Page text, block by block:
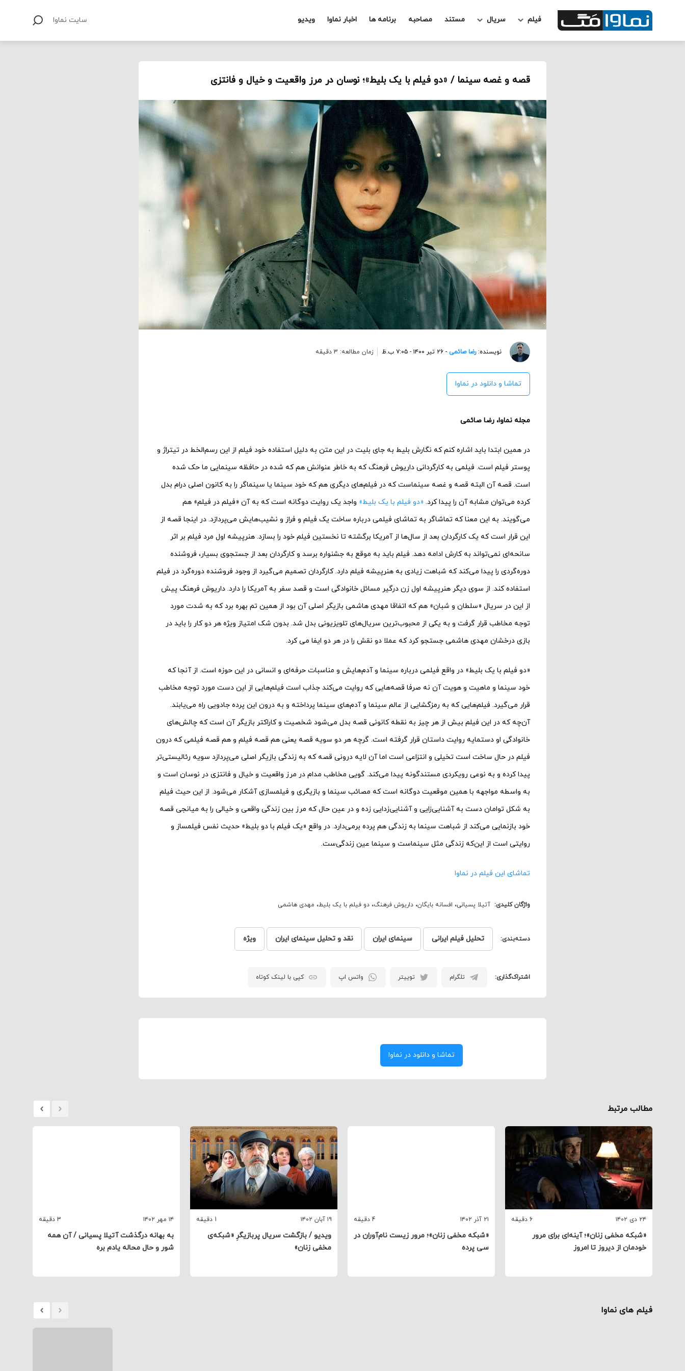
فیلم سریال مستند مصاحبه برنامه ها اخبار نماوا ویدیو سایت نماوا
قصه و غصه سینما / «دو فیلم با یک بلیط»؛ نوسان در مرز واقعیت و خیال و فانتزی
نویسنده: رضا صائمی - ۲۶ تیر ۱۴۰۰ - ۷:۰۵ ب.ظ زمان مطالعه: 3 دقیقه
تماشا و دانلود در نماوا
مجله نماوا، رضا صائمی
در همین ابتدا باید اشاره کنم که نگارش بلیط به جای بلیت در این متن به دلیل استفاده خود فیلم از این رسم‌الخط در تیتراژ و
پوستر فیلم است. فیلمی به کارگردانی داریوش فرهنگ که به خاطر عنوانش هم که شده در حافظه سینمایی ما حک شده
است. قصه آن البته قصه و غصه سینماست که در فیلم‌های دیگری هم که خود سینما یا سینماگر را به کانون اصلی درام بدل
کرده می‌توان مشابه آن را پیدا کرد. «دو فیلم با یک بلیط» واجد یک روایت دوگانه است که به آن «فیلم در فیلم» هم
می‌گویند. به این معنا که تماشاگر به تماشای فیلمی درباره ساخت یک فیلم و فراز و نشیب‌هایش می‌پردازد. در اینجا قصه از
این قرار است که یک کارگردان بعد از سال‌ها از آمریکا برگشته تا نخستین فیلم خود را بسازد. هنرپیشه اول مرد فیلم بر اثر
سانحه‌ای نمی‌تواند به کارش ادامه دهد. فیلم باید به موقع به جشنواره برسد و کارگردان بعد از جستجوی بسیار، فروشنده
دوره‌گردی را پیدا می‌کند که شباهت زیادی به هنرپیشه فیلم دارد. کارگردان تصمیم می‌گیرد از وجود فروشنده دوره‌گرد در فیلم
استفاده کند. از سوی دیگر هنرپیشه اول زن درگیر مسائل خانوادگی است و قصد سفر به آمریکا را دارد. داریوش فرهنگ پیش
از این در سریال «سلطان و شبان» هم که اتفاقا مهدی هاشمی بازیگر اصلی آن بود از همین تم بهره برد که به شدت مورد
توجه مخاطب قرار گرفت و به یکی از محبوب‌ترین سریال‌های تلویزیونی بدل شد. بدون شک امتیاز ویژه هر دو کار را باید در
بازی درخشان مهدی هاشمی جستجو کرد که عملا دو نقش را در هر دو ایفا می کرد.
«دو فیلم با یک بلیط» در واقع فیلمی درباره سینما و آدم‌هایش و مناسبات حرفه‌ای و انسانی در این حوزه است. از آنجا که
خود سینما و ماهیت و هویت آن نه صرفا قصه‌هایی که روایت می‌کند جذاب است فیلم‌هایی از این دست مورد توجه مخاطب
قرار می‌گیرد. فیلم‌هایی که به رمزگشایی از عالم سینما و آدم‌های سینما پرداخته و به درون این پرده جادویی راه می‌یابند.
آن‌چه که در این فیلم بیش از هر چیز به نقطه کانونی قصه بدل می‌شود شخصیت و کاراکتر بازیگر آن است که چالش‌های
خانوادگی او دستمایه روایت داستان قرار گرفته است. گرچه هر دو سویه قصه یعنی هم قصه فیلم و هم قصه فیلمی که درون
فیلم در حال ساخت است تخیلی و انتزاعی است اما آن لایه درونی قصه که به زندگی بازیگر اصلی می‌پردازد سویه رئالیستی‌تر
پیدا کرده و به نوعی رویکردی مستندگونه پیدا می‌کند. گویی مخاطب مدام در مرز واقعیت و خیال و فانتزی در نوسان است و
به واسطه مواجهه با همین موقعیت دوگانه است که مصائب سینما و بازیگری و فیلمسازی آشکار می‌شود. از این حیث فیلم
به شکل توامان دست به آشنایی‌زایی و آشنایی‌زدایی زده و در عین حال که مرز بین زندگی واقعی و خیالی را به میانجی قصه
خود بازنمایی می‌کند از شباهت سینما به زندگی هم پرده برمی‌دارد. در واقع «یک فیلم با دو بلیط» حدیث نفس فیلمساز و
روایتی است از این‌که زندگی مثل سینماست و سینما عین زندگی‌ست.
تماشای این فیلم در نماوا
واژگان کلیدی: آتیلا پسیانی، افسانه بایگان، داریوش فرهنگ، دو فیلم با یک بلیط، مهدی هاشمی
دسته‌بندی: تحلیل فیلم ایرانی سینمای ایران نقد و تحلیل سینمای ایران ویژه
اشتراک‌گذاری: تلگرام توییتر واتس اپ کپی با لینک کوتاه
تماشا و دانلود در نماوا
مطالب مرتبط
۲۴ دی ۱۴۰۲ 6 دقیقه
«شبکه مخفی زنان»؛ آینه‌ای برای مرور
خودمان از دیروز تا امروز
۲۱ آذر ۱۴۰۲ 4 دقیقه
«شبکه مخفی زنان»؛ مرور زیست نام‌آوران در
سی پرده
۱۹ آبان ۱۴۰۲ 1 دقیقه
ویدیو / بازگشت سریال پربازیگرِ «شبکه‌ی
مخفی زنان»
۱۴ مهر ۱۴۰۲ 3 دقیقه
به بهانه درگذشت آتیلا پسیانی / آن همه
شور و حال محاله یادم بره
فیلم های نماوا